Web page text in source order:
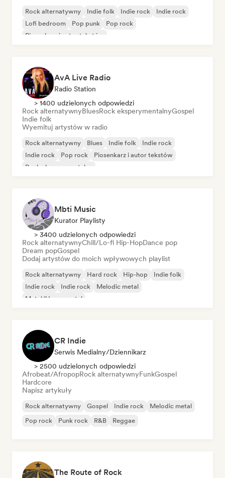
Rock alternatywny Indie folk Indie rock
Indie rock
Lofi bedroom
Pop punk
Pop rock
Piosenkarz i autor tekstów
AvA Live Radio
Radio Station
> 1400 udzielonych odpowiedzi
Rock alternatywnyBluesRock eksperymentalnyGospel
Indie folk
Wyemituj artystów w radio
Rock alternatywny Blues Indie folk
Indie rock
Indie rock
Pop rock
Piosenkarz i autor tekstów
Rock eksperymentalny
Mbti Music
Kurator Playlisty
> 3400 udzielonych odpowiedzi
Rock alternatywnyChill/Lo-fi Hip-HopDance pop
Dream popGospel
Dodaj artystów do moich wpływowych playlist
Rock alternatywny Hard rock Hip-hop
Indie folk
Indie rock
Indie rock
Melodic metal
Metal/Heavy metal
CR Indie
Serwis Medialny/Dziennikarz
> 2500 udzielonych odpowiedzi
Afrobeat/AfropopRock alternatywnyFunkGospel
Hardcore
Napisz artykuły
Rock alternatywny Gospel Indie rock
Melodic metal
Pop rock
Punk rock R&B Reggae
The Route of Rock